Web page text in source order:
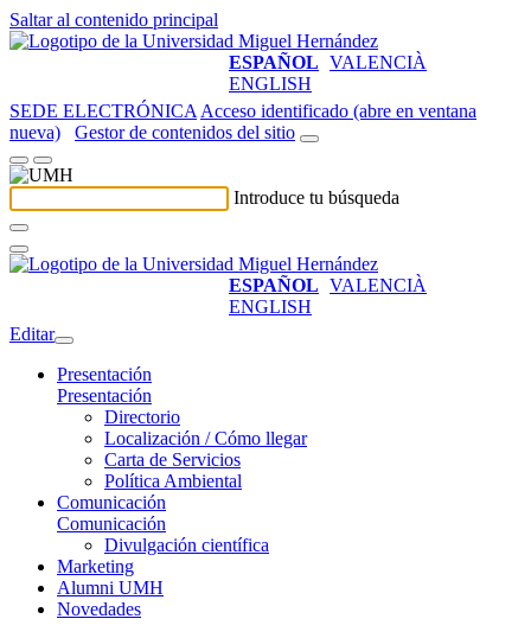
Saltar al contenido principal
ESPAÑOL VALENCIÀ
ENGLISH
SEDE ELECTRÓNICA Acceso identificado (abre en ventana
nueva)
Gestor de contenidos del sitio
Introduce tu búsqueda
ESPAÑOL VALENCIÀ
ENGLISH
Editar
Presentación
Presentación
Directorio
Localización / Cómo llegar
Carta de Servicios
Política Ambiental
Comunicación
Comunicación
Divulgación científica
Marketing
Alumni UMH
Novedades